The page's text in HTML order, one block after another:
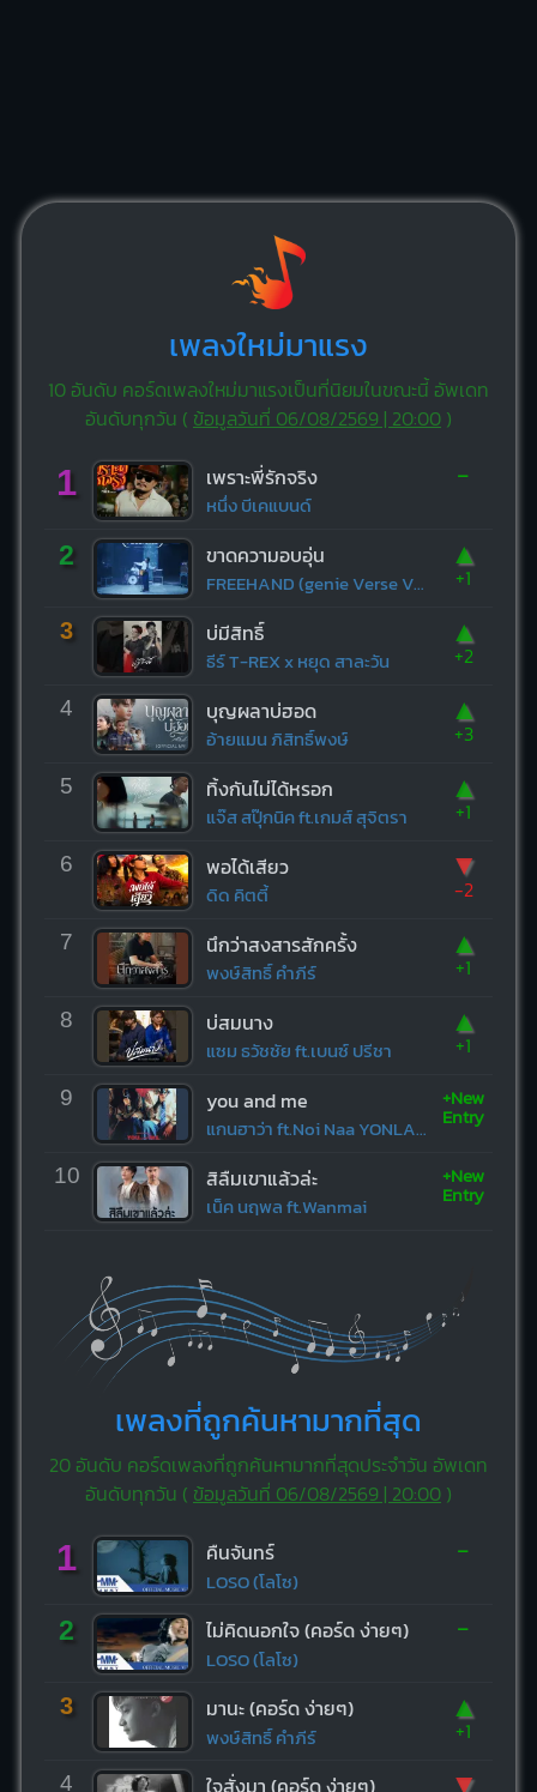
เพลงใหม่มาแรง
10 อันดับ คอร์ดเพลงใหม่มาแรงเป็นที่นิยมในขณะนี้ อัพเดท
อันดับทุกวัน ( ข้อมูลวันที่ 06/08/2569 | 20:00)
1 เพราะพี่รักจริง
หนึ่ง บีเคแบนด์
-
2 ขาดความอบอุ่น
FREEHAND (genie Verse Vol.1)
▲
+1
3 บ่มีสิทธิ์
ธีร์ T-REX x หยุด สาละวัน
▲
+2
4 บุญผลาบ่ฮอด
อ้ายแมน ภิสิทธิ์พงษ์
▲
+3
5 ทิ้งกันไม่ได้หรอก
แจ๊ส สปุ๊กนิค ft.เกมส์ สุจิตรา
▲
+1
6 พอได้เสียว
ดิด คิตตี้
▼
-2
7 นึกว่าสงสารสักครั้ง
พงษ์สิทธิ์ คำภีร์
▲
+1
8 บ่สมนาง
แซม ธวัชชัย ft.เบนซ์ ปรีชา
▲
+1
9 you and me
แกนฮาว่า ft.Noi Naa YONLAPA
+New
Entry
10 สิลืมเขาแล้วล่ะ
เน็ค นฤพล ft.Wanmai
+New
Entry
เพลงที่ถูกค้นหามากที่สุด
20 อันดับ คอร์ดเพลงที่ถูกค้นหามากที่สุดประจำวัน อัพเดท
อันดับทุกวัน ( ข้อมูลวันที่ 06/08/2569 | 20:00)
1 คืนจันทร์
LOSO (โลโซ)
-
2 ไม่คิดนอกใจ (คอร์ด ง่ายๆ)
LOSO (โลโซ)
-
3 มานะ (คอร์ด ง่ายๆ)
พงษ์สิทธิ์ คำภีร์
▲
+1
4 ใจสั่งมา (คอร์ด ง่ายๆ)